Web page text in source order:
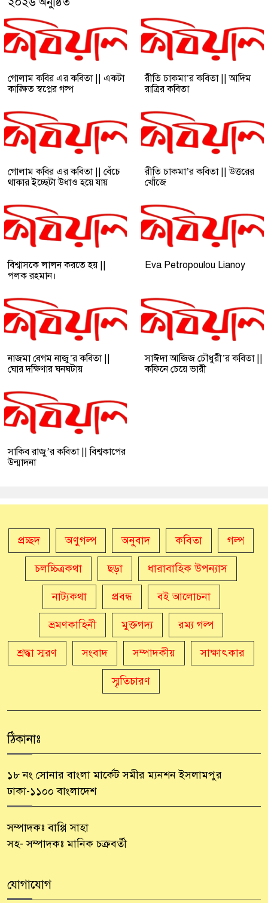
গোলাম কবির এর কবিতা || একটা
কাঙ্ক্ষিত স্বপ্নের গল্প
রীতি চাকমা’র কবিতা || আদিম
রাত্রির কবিতা
গোলাম কবির এর কবিতা || বেঁচে
থাকার ইচ্ছেটা উধাও হয়ে যায়
রীতি চাকমা’র কবিতা || উত্তরের
খোঁজে
বিশ্বাসকে লালন করতে হয় ||
পলক রহমান।
Eva Petropoulou Lianoy
নাজমা বেগম নাজু’র কবিতা ||
ঘোর দক্ষিণার ঘনঘটায়
সাঈদা আজিজ চৌধুরী’র কবিতা ||
কফিনে চেয়ে ভারী
সাকিব রাজু’র কবিতা || বিশ্বকাপের
উন্মাদনা
প্রচ্ছদ অণুগল্প অনুবাদ কবিতা গল্প
চলচ্চিত্রকথা ছড়া ধারাবাহিক উপন্যাস
নাট্যকথা প্রবন্ধ বই আলোচনা
ভ্রমণকাহিনী মুক্তগদ্য রম্য গল্প
শ্রদ্ধা স্মরণ সংবাদ সম্পাদকীয় সাক্ষাৎকার
স্মৃতিচারণ
ঠিকানাঃ
১৮ নং সোনার বাংলা মার্কেট সমীর ম্যনশন ইসলামপুর
ঢাকা-১১০০ বাংলাদেশ
সম্পাদকঃ বাপ্পি সাহা
সহ- সম্পাদকঃ মানিক চক্রবর্তী
যোগাযোগ